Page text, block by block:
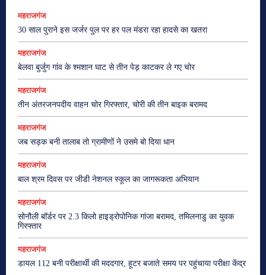
महराजगंज
30 साल पुराने इस जर्जर पुल पर हर पल मंडरा रहा हादसे का खतरा
महराजगंज
बेलवा बुर्जुग गांव के श्मशान घाट से तीन पेड़ काटकर ले गए चोर
महराजगंज
तीन अंतरजनपदीय वाहन चोर गिरफ्तार, चोरी की तीन बाइक बरामद
महराजगंज
जब सड़क बनी तालाब तो ग्रामीणों ने उसमे बो दिया धान
महराजगंज
बाल श्रम दिवस पर जीडी नेशनल स्कूल का जागरूकता अभियान
महराजगंज
सोनौली बॉर्डर पर 2.3 किलो हाइड्रोपोनिक गांजा बरामद, तमिलनाडु का युवक
गिरफ्तार
महराजगंज
डायल 112 बनी परीक्षार्थी की मददगार, हूटर बजाते समय पर पहुंचाया परीक्षा केंद्र